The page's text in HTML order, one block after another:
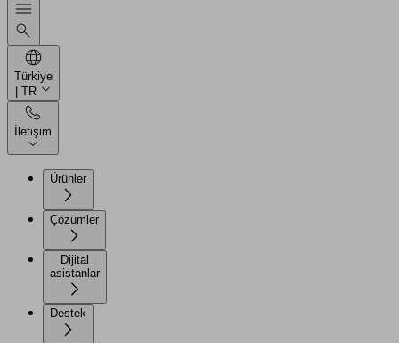
Türkiye
| TR
İletişim
Ürünler
Çözümler
Dijital
asistanlar
Destek